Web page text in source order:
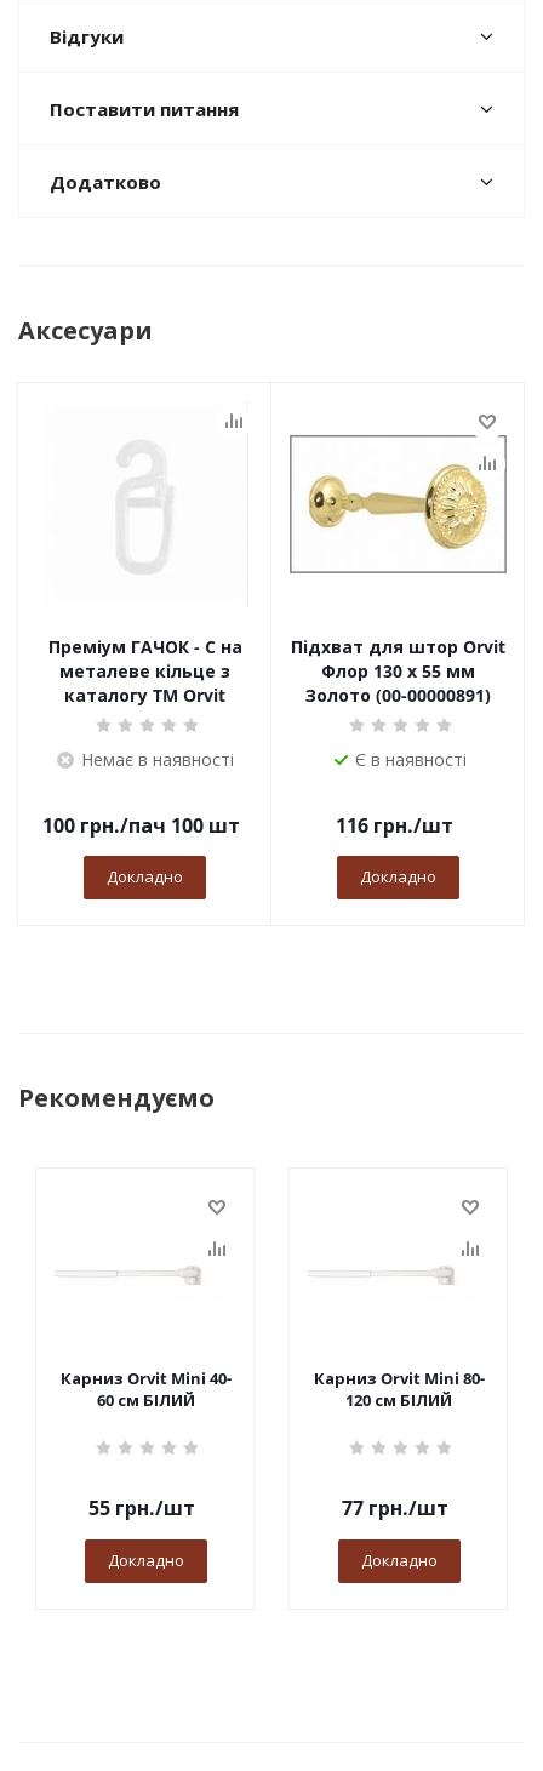
Відгуки
Поставити питання
Додатково
Аксесуари
Преміум ГАЧОК - С на
металеве кільце з
каталогу TM Orvit
Немає в наявності
100грн./пач 100 шт
Докладно
Підхват для штор Orvit
Флор 130 х 55 мм
Золото (00-00000891)
Є в наявності
116грн./шт
Докладно
Рекомендуємо
Карниз Orvit Mini 40-
60 см БІЛИЙ
55грн./шт
Докладно
Карниз Orvit Mini 80-
120 см БІЛИЙ
77грн./шт
Докладно